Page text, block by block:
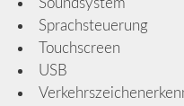
Sprachsteuerung
Touchscreen
USB